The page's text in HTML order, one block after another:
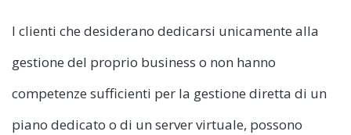
I clienti che desiderano dedicarsi unicamente alla
gestione del proprio business o non hanno
competenze sufficienti per la gestione diretta di un
piano dedicato o di un server virtuale, possono